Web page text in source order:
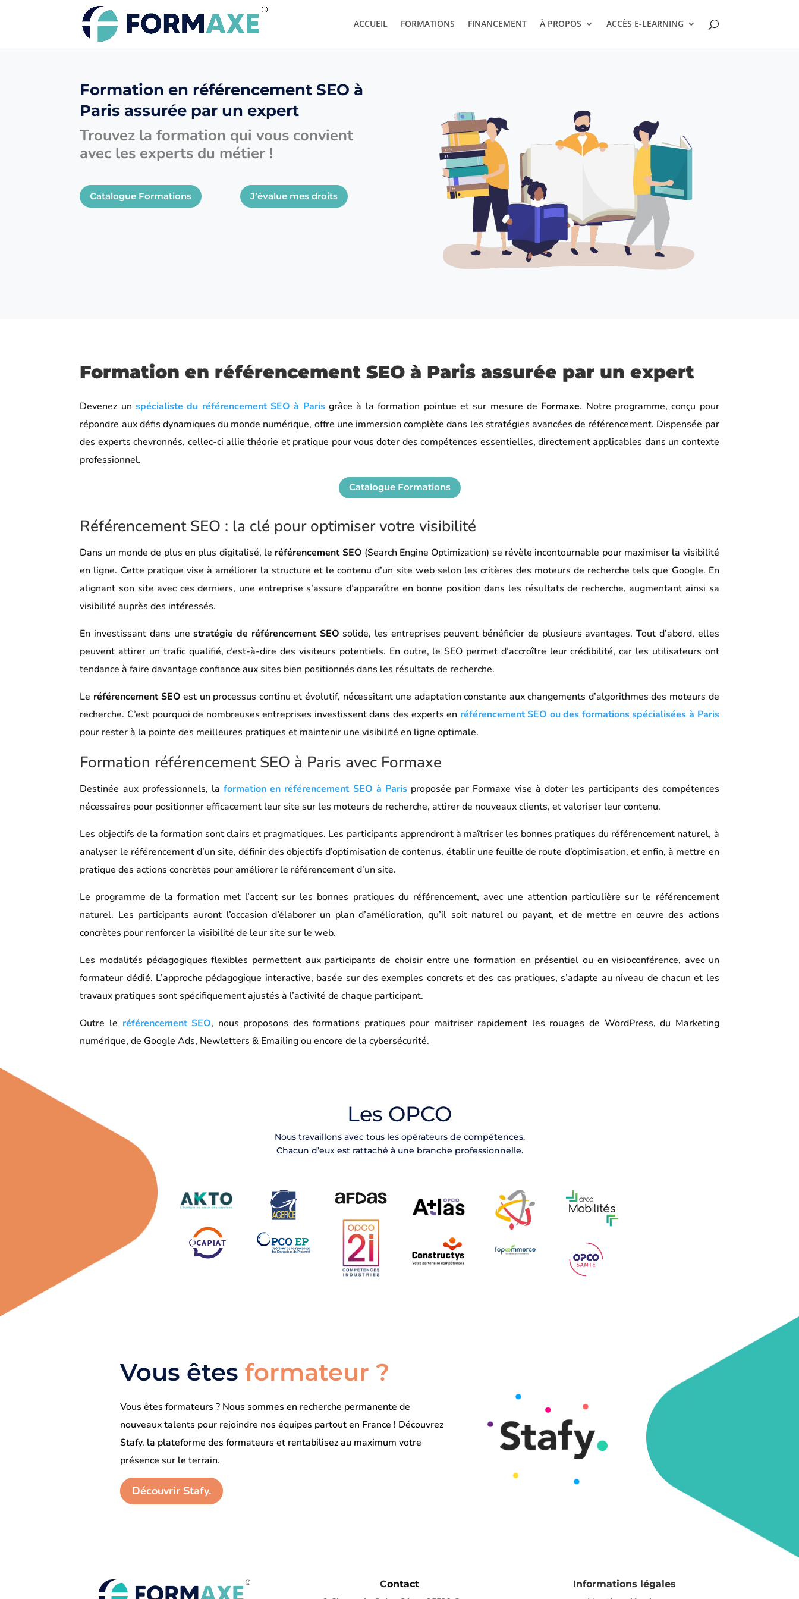
ACCUEIL FORMATIONS FINANCEMENT À PROPOS ACCÈS E-LEARNING
Formation en référencement SEO à
Paris assurée par un expert
Trouvez la formation qui vous convient
avec les experts du métier !
Catalogue Formations J’évalue mes droits
Formation en référencement SEO à Paris assurée par un expert
Devenez unspécialiste du référencement SEO à Parisgrâce à la formation pointue et sur mesure de Formaxe. Notre programme, conçu pour
répondre aux défis dynamiques du monde numérique, offre une immersion complète dans les stratégies avancées de référencement. Dispensée par
des experts chevronnés, cellec-ci allie théorie et pratique pour vous doter des compétences essentielles, directement applicables dans un contexte
professionnel.
Catalogue Formations
Référencement SEO : la clé pour optimiser votre visibilité
Dans un monde de plus en plus digitalisé, le référencement SEO (Search Engine Optimization) se révèle incontournable pour maximiser la visibilité
en ligne. Cette pratique vise à améliorer la structure et le contenu d’un site web selon les critères des moteurs de recherche tels que Google. En
alignant son site avec ces derniers, une entreprise s’assure d’apparaître en bonne position dans les résultats de recherche, augmentant ainsi sa
visibilité auprès des intéressés.
En investissant dans unestratégie de référencement SEO solide, les entreprises peuvent bénéficier de plusieurs avantages. Tout d’abord, elles
peuvent attirer un trafic qualifié, c’est-à-dire des visiteurs potentiels. En outre, le SEO permet d’accroître leur crédibilité, car les utilisateurs ont
tendance à faire davantage confiance aux sites bien positionnés dans les résultats de recherche.
Le référencement SEO est un processus continu et évolutif, nécessitant une adaptation constante aux changements d’algorithmes des moteurs de
recherche. C’est pourquoi de nombreuses entreprises investissent dans des experts en référencement SEO ou des formations spécialisées à Paris
pour rester à la pointe des meilleures pratiques et maintenir une visibilité en ligne optimale.
Formation référencement SEO à Paris avec Formaxe
Destinée aux professionnels, laformation en référencement SEO à Parisproposée par Formaxe vise à doter les participants des compétences
nécessaires pour positionner efficacement leur site sur les moteurs de recherche, attirer de nouveaux clients, et valoriser leur contenu.
Les objectifs de la formation sont clairs et pragmatiques. Les participants apprendront à maîtriser les bonnes pratiques du référencement naturel, à
analyser le référencement d’un site, définir des objectifs d’optimisation de contenus, établir une feuille de route d’optimisation, et enfin, à mettre en
pratique des actions concrètes pour améliorer le référencement d’un site.
Le programme de la formation met l’accent sur les bonnes pratiques du référencement, avec une attention particulière sur le référencement
naturel. Les participants auront l’occasion d’élaborer un plan d’amélioration, qu’il soit naturel ou payant, et de mettre en œuvre des actions
concrètes pour renforcer la visibilité de leur site sur le web.
Les modalités pédagogiques flexibles permettent aux participants de choisir entre une formation en présentiel ou en visioconférence, avec un
formateur dédié. L’approche pédagogique interactive, basée sur des exemples concrets et des cas pratiques, s’adapte au niveau de chacun et les
travaux pratiques sont spécifiquement ajustés à l’activité de chaque participant.
Outre le référencement SEO, nous proposons des formations pratiques pour maitriser rapidement les rouages de WordPress, du Marketing
numérique, de Google Ads, Newletters & Emailing ou encore de la cybersécurité.
Les OPCO
Nous travaillons avec tous les opérateurs de compétences.
Chacun d’eux est rattaché à une branche professionnelle.
Vous êtes formateur ?
Vous êtes formateurs ? Nous sommes en recherche permanente de
nouveaux talents pour rejoindre nos équipes partout en France ! Découvrez
Stafy. la plateforme des formateurs et rentabilisez au maximum votre
présence sur le terrain.
Découvrir Stafy.
Contact Informations légales